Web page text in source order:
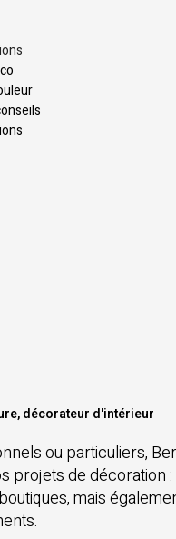
décorateur d'intérieur
ou particuliers,
projets de décoration
mais